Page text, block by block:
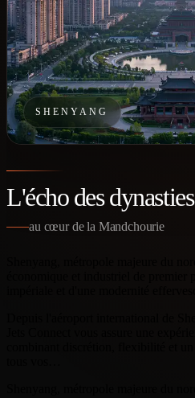
SHENYANG
L'écho des dynasties
au cœur de la Mandchourie